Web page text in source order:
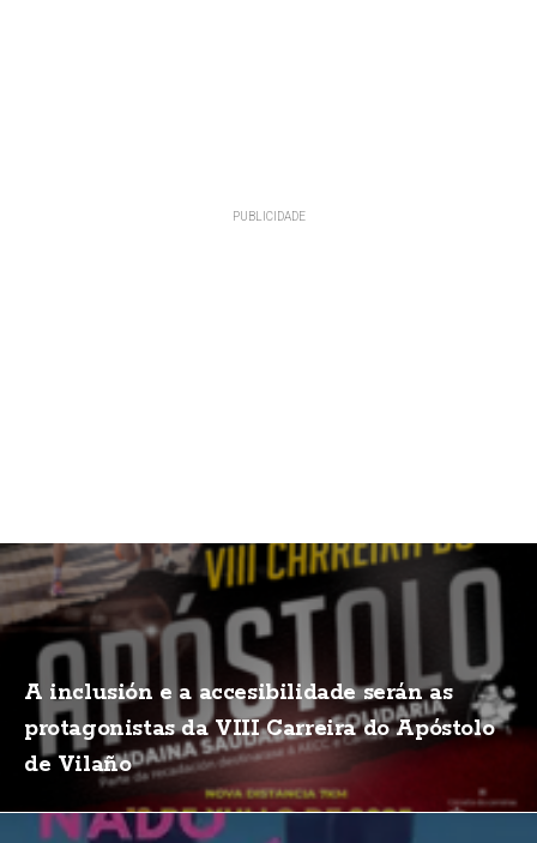
A inclusión e a accesibilidade serán as
protagonistas da VIII Carreira do Apóstolo
de Vilaño